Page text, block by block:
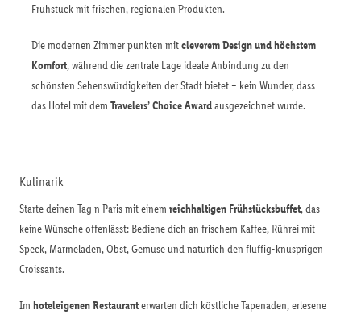
Frühstück mit frischen, regionalen Produkten.
Die modernen Zimmer punkten mitcleverem Design und höchstem
Komfort, während die zentrale Lage ideale Anbindung zu den
schönsten Sehenswürdigkeiten der Stadt bietet – kein Wunder, dass
das Hotel mit dem Travelers’ Choice Awardausgezeichnet wurde.
Kulinarik
Starte deinen Tag n Paris mit einem reichhaltigen Frühstücksbuffet, das
keine Wünsche offenlässt: Bediene dich an frischem Kaffee, Rührei mit
Speck, Marmeladen, Obst, Gemüse und natürlich den fluffig-knusprigen
Croissants.
Im hoteleigenen Restauranterwarten dich köstliche Tapenaden, erlesene